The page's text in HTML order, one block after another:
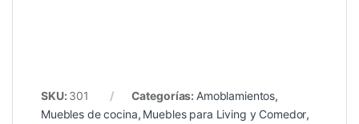
SKU: 301 Categorías: Amoblamientos,
Muebles de cocina, Muebles para Living y Comedor,